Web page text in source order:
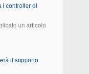
i controller di
un articolo
il supporto